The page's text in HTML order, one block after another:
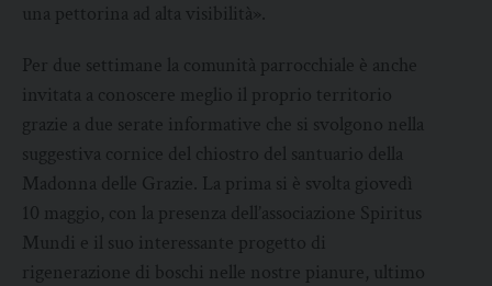
una pettorina ad alta visibilità».
Per due settimane la comunità parrocchiale è anche
invitata a conoscere meglio il proprio territorio
grazie a due serate informative che si svolgono nella
suggestiva cornice del chiostro del santuario della
Madonna delle Grazie. La prima si è svolta giovedì
10 maggio, con la presenza dell’associazione Spiritus
Mundi e il suo interessante progetto di
rigenerazione di boschi nelle nostre pianure, ultimo